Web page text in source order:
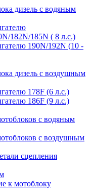
дизель с водяным
182N/185N ( 8 л.с.)
190N/192N (10 -
дизель с воздушным
178F (6 л.с.)
186F (9 л.с.)
с водяным
с воздушным
сцепления
к мотоблоку